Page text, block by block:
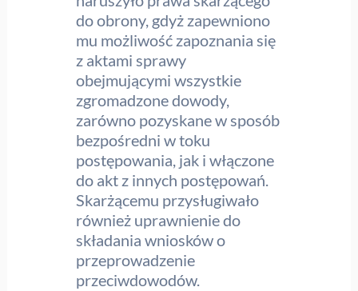
do obrony, gdyż zapewniono
mu możliwość zapoznania się
z aktami sprawy
obejmującymi wszystkie
zgromadzone dowody,
zarówno pozyskane w sposób
bezpośredni w toku
postępowania, jak i włączone
do akt z innych postępowań.
Skarżącemu przysługiwało
również uprawnienie do
składania wniosków o
przeprowadzenie
przeciwdowodów.